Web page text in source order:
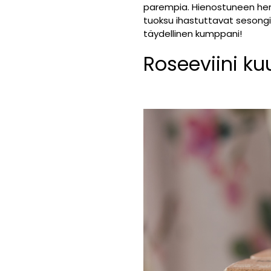
parempia. Hienostuneen
tuoksu ihastuttavat
täydellinen kumppani!
Roseeviini